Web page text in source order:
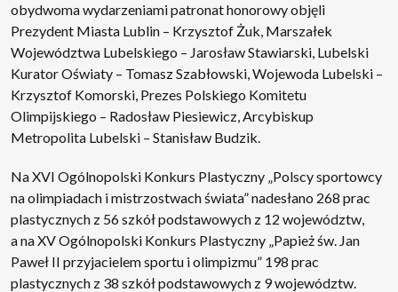
obydwoma wydarzeniami patronat honorowy objęli
Prezydent Miasta Lublin – Krzysztof Żuk, Marszałek
Województwa Lubelskiego – Jarosław Stawiarski, Lubelski
Kurator Oświaty – Tomasz Szabłowski, Wojewoda Lubelski –
Krzysztof Komorski, Prezes Polskiego Komitetu
Olimpijskiego – Radosław Piesiewicz, Arcybiskup
Metropolita Lubelski – Stanisław Budzik.
Na XVI Ogólnopolski Konkurs Plastyczny „Polscy sportowcy
na olimpiadach i mistrzostwach świata” nadesłano 268 prac
plastycznych z 56 szkół podstawowych z 12 województw,
a na XV Ogólnopolski Konkurs Plastyczny „Papież św. Jan
Paweł II przyjacielem sportu i olimpizmu” 198 prac
plastycznych z 38 szkół podstawowych z 9 województw.